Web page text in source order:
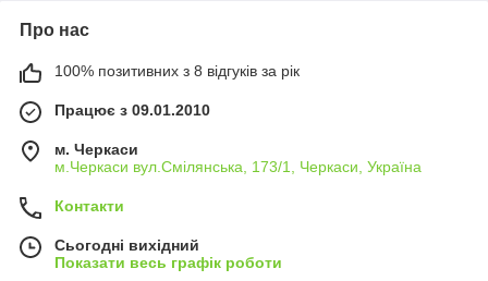
Про нас
100% позитивних з 8 відгуків за рік
Працює з 09.01.2010
м. Черкаси
м.Черкаси вул.Смілянська, 173/1, Черкаси, Україна
Контакти
Сьогодні вихідний
Показати весь графік роботи